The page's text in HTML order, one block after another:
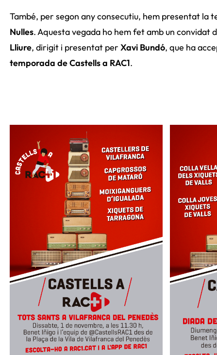
També, per segon any consecutiu, hem presentat la
Nulles. Aquesta vegada ho hem fet amb un convidat
Lliure, dirigit i presentat per Xavi Bundó, que ha
temporada de Castells a RAC1.